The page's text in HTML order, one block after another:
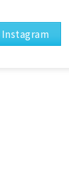
Instagram